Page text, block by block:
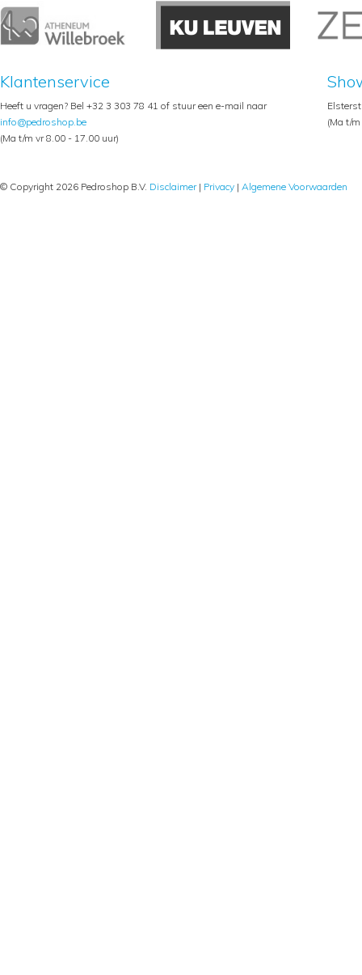
Klantenservice
Heeft u vragen? Bel +32 3 303 78 41 of stuur een e-mail naar
info@pedroshop.be
(Ma t/m vr 8.00 - 17.00 uur)
(Ma t/
© Copyright 2026 Pedroshop B.V. Disclaimer| Privacy | Algemene Voorwaarden